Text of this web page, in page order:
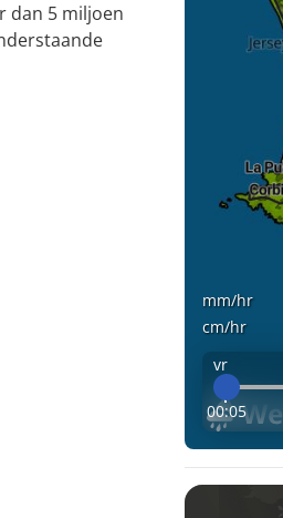
dan 5 miljoen
mm/hr
cm/hr
vr
00:05